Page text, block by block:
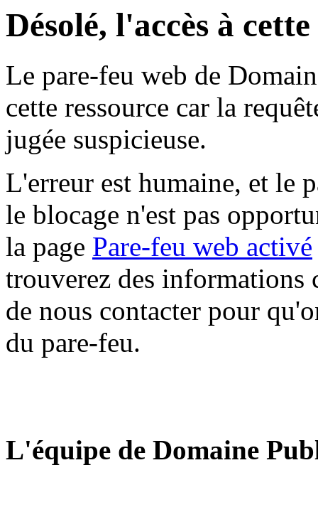
Désolé, l'accès à
Le pare-feu web de
cette ressource car la
jugée suspicieuse.
L'erreur est humaine, et le
le blocage n'est pas
la page Pare-feu web activé
trouverez des informations
de nous contacter pour
du pare-feu.
L'équipe de Domaine